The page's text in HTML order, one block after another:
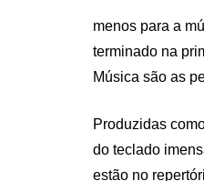
menos para a
terminado na
Música são as
Produzidas
do teclado
estão no